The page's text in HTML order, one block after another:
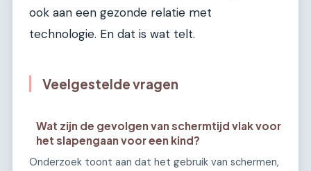
ook aan een gezonde relatie met
technologie. En dat is wat telt.
Veelgestelde vragen
Wat zijn de gevolgen van schermtijd vlak voor
het slapengaan voor een kind?
Onderzoek toont aan dat het gebruik van schermen,